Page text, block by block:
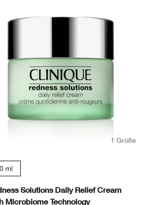
1 Größe
ml
Solutions Daily Relief Cream
Microbiome Technology